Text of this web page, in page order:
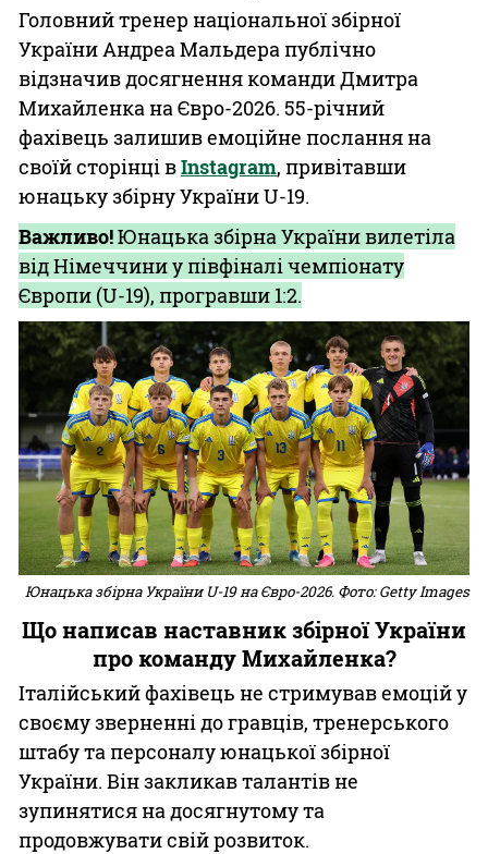
Головний тренер національної збірної
України Андреа Мальдера публічно
відзначив досягнення команди Дмитра
Михайленка на Євро-2026. 55-річний
фахівець залишив емоційне послання на
своїй сторінці вInstagram, привітавши
юнацьку збірну України U-19.
Важливо!Юнацька збірна України вилетіла
від Німеччини у півфіналі чемпіонату
Європи (U-19), програвши 1:2.
Юнацька збірна України U-19 на Євро-2026. Фото: Getty Images
Що написав наставник збірної України
про команду Михайленка?
Італійський фахівець не стримував емоцій у
своєму зверненні до гравців, тренерського
штабу та персоналу юнацької збірної
України. Він закликав талантів не
зупинятися на досягнутому та
продовжувати свій розвиток.